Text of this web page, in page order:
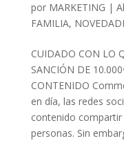
por MARKETING |
FAMILIA,
CUIDADO CON LO
SANCIÓN DE
CONTENIDO
en día, las redes
contenido compartir
personas. Sin